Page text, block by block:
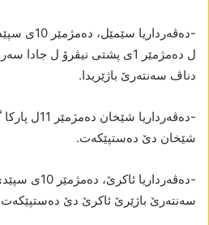
-
ل دەمژمێر 1ی پشتی نیڤرۆ ل
دناڤ سەنتەرێ باژێریدا.
-دەڤەرداریا
شێخان دێ دەستپێکەت.
-دەڤەرداریا
سەنتەرێ باژێرێ ئاکرێ دێ